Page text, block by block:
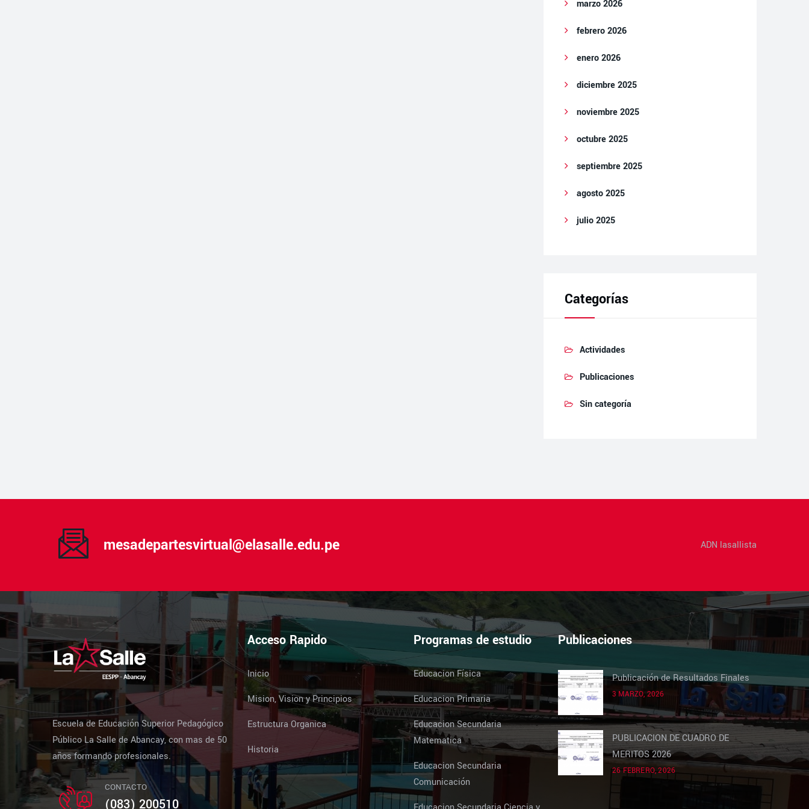
marzo 2026
febrero 2026
enero 2026
diciembre 2025
noviembre 2025
octubre 2025
septiembre 2025
agosto 2025
julio 2025
Categorías
Actividades
Publicaciones
Sin categoría
mesadepartesvirtual@elasalle.edu.pe ADN lasallista
Escuela de Educación Superior Pedagógico
Público La Salle de Abancay, con mas de 50
años formando profesionales.
CONTACTO
(083) 200510
Acceso Rapido
Inicio
Mision, Vision y Principios
Estructura Organica
Historia
Programas de estudio
Educacion Física
Educacion Primaria
Educacion Secundaria
Matematica
Educacion Secundaria
Comunicación
Publicaciones
Publicación de Resultados Finales
3 MARZO, 2026
PUBLICACION DE CUADRO DE
MERITOS 2026
26 FEBRERO, 2026